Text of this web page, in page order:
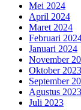
Mei 2024
April 2024
Maret 2024
Februari
Januari 2024
November
Oktober 2023
September
Agustus 2023
Juli 2023